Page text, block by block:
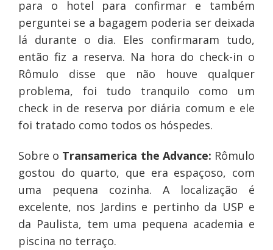
para o hotel para confirmar e também
perguntei se a bagagem poderia ser deixada
lá durante o dia. Eles confirmaram tudo,
então fiz a reserva. Na hora do check-in o
Rômulo disse que não houve qualquer
problema, foi tudo tranquilo como um
check in de reserva por diária comum e ele
foi tratado como todos os hóspedes.
Sobre o Transamerica the Advance: Rômulo
gostou do quarto, que era espaçoso, com
uma pequena cozinha. A localização é
excelente, nos Jardins e pertinho da USP e
da Paulista, tem uma pequena academia e
piscina no terraço.